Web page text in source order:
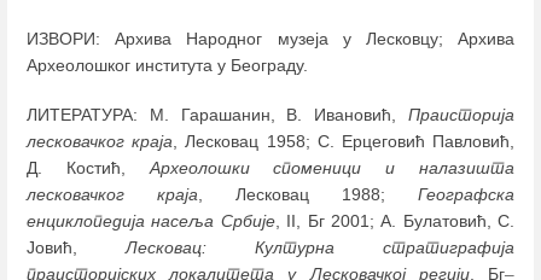
ИЗВОРИ: Архива Народног музеја у Лесковцу; Архива
Археолошког института у Београду.
ЛИТЕРАТУРА: М. Гарашанин, В. Ивановић, Праисторија
лесковачког краја , Лесковац 1958; С. Ерцеговић Павловић,
Д. Костић, Археолошки споменици и налазишта
лесковачког краја , Лесковац 1988; Географска
енциклопедија насеља Србије, II, Бг 2001; А. Булатовић, С.
Јовић, Лесковац: Културна стратиграфија
праисторијских локалитета у Лесковачкој регији, Бг–